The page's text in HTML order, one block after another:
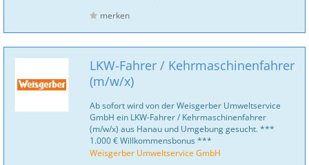
merken
LKW-Fahrer / Kehrmaschinenfahrer
(m/w/x)
Ab sofort wird von der Weisgerber Umweltservice
GmbH ein LKW-Fahrer / Kehrmaschinenfahrer
(m/w/x) aus Hanau und Umgebung gesucht. ***
1.000 € Willkommensbonus ***
Weisgerber Umweltservice GmbH